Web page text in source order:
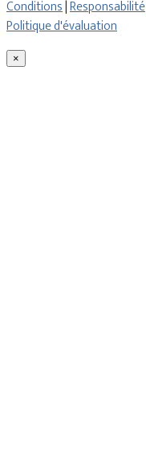
Conditions|Responsabilité
Politique d'évaluation
×